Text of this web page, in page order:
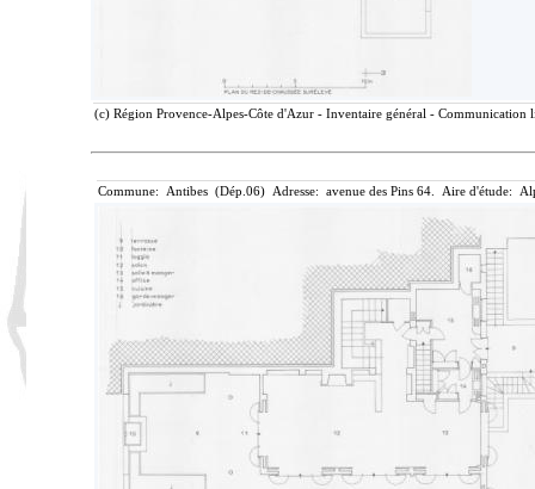
(c) Région Provence-Alpes-Côte d'Azur - Inventaire général - Communication
Commune: Antibes (Dép.06) Adresse: avenue des Pins 64. Aire d'étude: